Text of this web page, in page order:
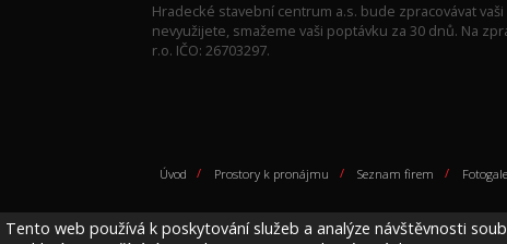
Tento web používá k poskytování služeb a analýze návštěvnosti
Hradecké stavební centrum a.s. bude zpracovávat
nevyužijete, smažeme vaši poptávku za 30 dnů. Na
r.o. IČO: 26703297.
Úvod / Prostory k pronájmu / Seznam firem /